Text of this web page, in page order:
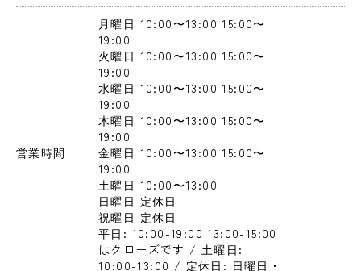
営業時間
月曜日 10:00〜13:00 15:00〜
19:00
火曜日 10:00〜13:00 15:00〜
19:00
水曜日 10:00〜13:00 15:00〜
19:00
木曜日 10:00〜13:00 15:00〜
19:00
金曜日 10:00〜13:00 15:00〜
19:00
土曜日 10:00〜13:00
日曜日 定休日
祝曜日 定休日
平日: 10:00-19:00 13:00-15:00
はクローズです / 土曜日:
10:00-13:00 / 定休日: 日曜日・